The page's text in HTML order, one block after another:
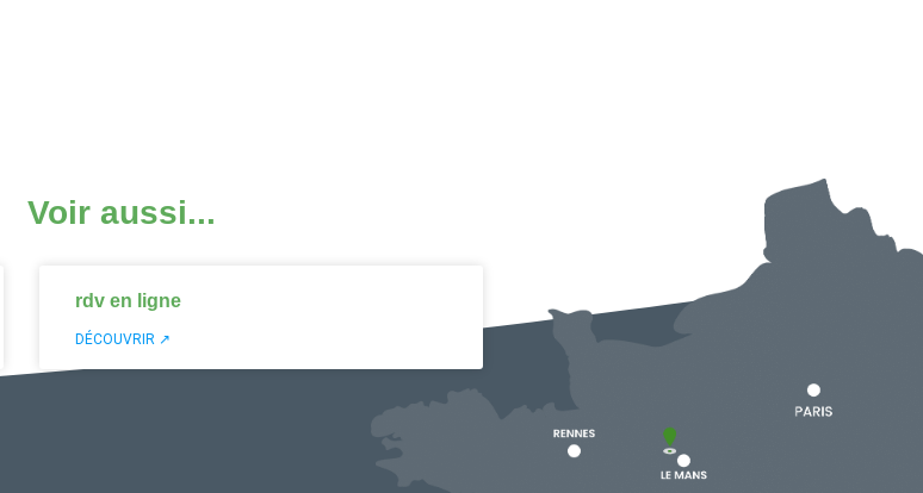
Voir aussi...
rdv en ligne
DÉCOUVRIR ↗